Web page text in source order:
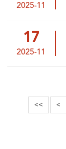
2025-11
17
2025-11
<< <